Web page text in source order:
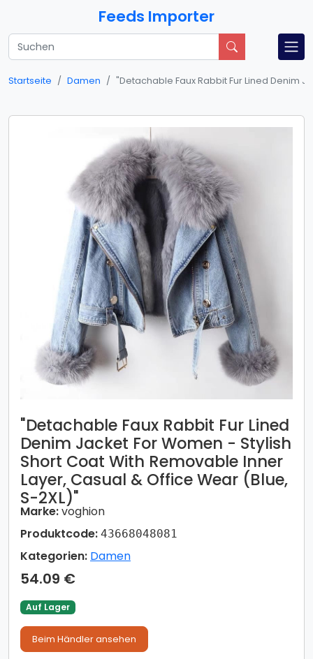
Feeds Importer
Startseite Damen ​​"Detachable Faux Rabbit Fur Lined Denim
​​"Detachable Faux Rabbit Fur Lined
Denim Jacket For Women - Stylish
Short Coat With Removable Inner
Layer, Casual & Office Wear (Blue,
S-2XL)"​​
Marke:voghion
Produktcode: 43668048081
Kategorien: Damen
54.09 €
Auf Lager
Beim Händler ansehen